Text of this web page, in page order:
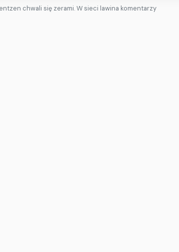
chwali się zerami. W sieci lawina komentarzy